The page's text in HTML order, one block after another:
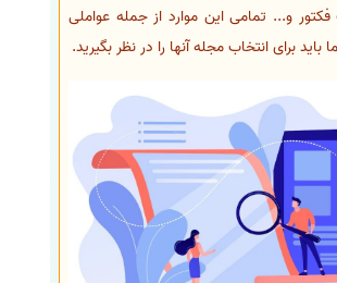
و... تمامی این موارد از جمله عواملی
برای انتخاب مجله آنها را در نظر بگیرید.